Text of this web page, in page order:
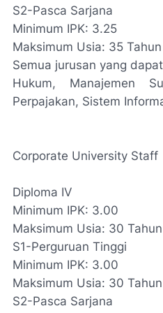
S2-Pasca Sarjana
Minimum IPK: 3.25
Maksimum Usia: 35 Tahun
Semua jurusan yang
Hukum, Manajemen
Perpajakan, Sistem
Corporate University Staff
Diploma IV
Minimum IPK: 3.00
Maksimum Usia: 30 Tahun
S1-Perguruan Tinggi
Minimum IPK: 3.00
Maksimum Usia: 30 Tahun
S2-Pasca Sarjana